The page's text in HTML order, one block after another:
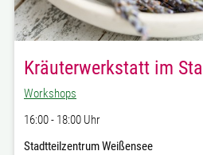
Kräuterwerkstatt im
Workshops
16:00 - 18:00 Uhr
Stadtteilzentrum Weißensee